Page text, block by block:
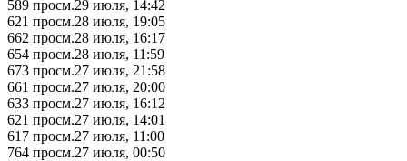
589 просм.29 июля, 14:42
621 просм.28 июля, 19:05
662 просм.28 июля, 16:17
654 просм.28 июля, 11:59
673 просм.27 июля, 21:58
661 просм.27 июля, 20:00
633 просм.27 июля, 16:12
621 просм.27 июля, 14:01
617 просм.27 июля, 11:00
764 просм.27 июля, 00:50